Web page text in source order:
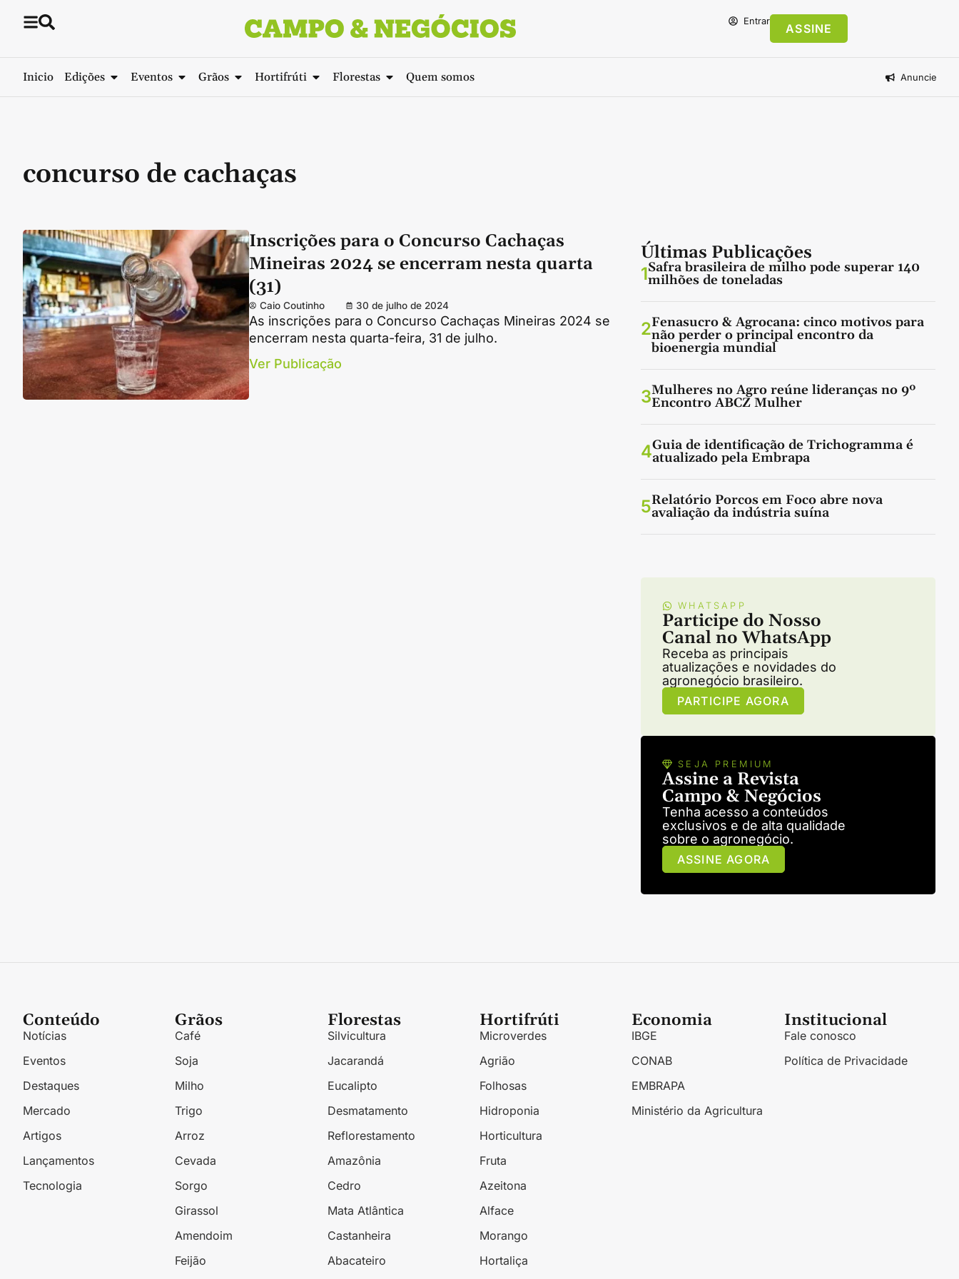
Entrar
ASSINE
Inicio Edições Eventos Grãos Hortifrúti Florestas Quem somos Anuncie
concurso de cachaças
Inscrições para o Concurso Cachaças
Mineiras 2024 se encerram nesta quarta
(31)
Caio Coutinho 30 de julho de 2024
As inscrições para o Concurso Cachaças Mineiras 2024 se
encerram nesta quarta-feira, 31 de julho.
Ver Publicação
Últimas Publicações
1Safra brasileira de milho pode superar 140
milhões de toneladas
2Fenasucro & Agrocana: cinco motivos para
não perder o principal encontro da
bioenergia mundial
3Mulheres no Agro reúne lideranças no 9º
Encontro ABCZ Mulher
4Guia de identificação de Trichogramma é
atualizado pela Embrapa
5Relatório Porcos em Foco abre nova
avaliação da indústria suína
WHATSAPP
Participe do Nosso
Canal no WhatsApp
Receba as principais
atualizações e novidades do
agronegócio brasileiro.
PARTICIPE AGORA
SEJA PREMIUM
Assine a Revista
Campo & Negócios
Tenha acesso a conteúdos
exclusivos e de alta qualidade
sobre o agronegócio.
ASSINE AGORA
Conteúdo
Notícias
Eventos
Destaques
Mercado
Artigos
Lançamentos
Tecnologia
Grãos
Café
Soja
Milho
Trigo
Arroz
Cevada
Sorgo
Girassol
Amendoim
Feijão
Florestas
Silvicultura
Jacarandá
Eucalipto
Desmatamento
Reflorestamento
Amazônia
Cedro
Mata Atlântica
Castanheira
Abacateiro
Hortifrúti
Microverdes
Agrião
Folhosas
Hidroponia
Horticultura
Fruta
Azeitona
Alface
Morango
Hortaliça
Economia
IBGE
CONAB
EMBRAPA
Ministério da Agricultura
Institucional
Fale conosco
Política de Privacidade